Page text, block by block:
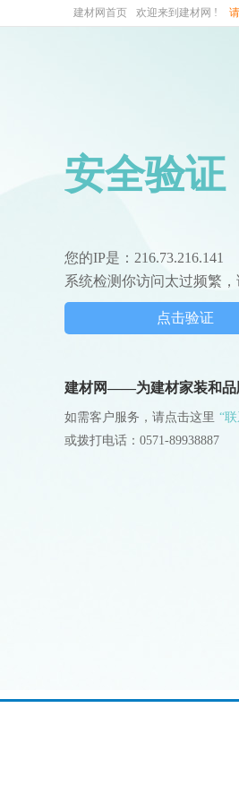
建材网首页 欢迎来到建材网 !
安全验证
您的IP是：216.73.216.141
系统检测你访问太过频繁
点击验证
建材网——为建材家装和品
如需客户服务，请点击这里 “
或拨打电话：0571-89938887